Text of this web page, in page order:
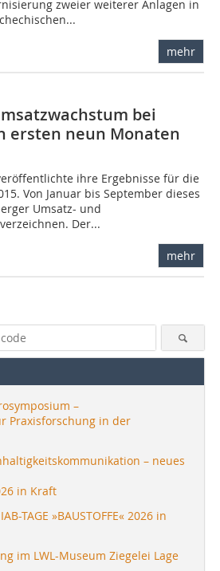
zweier weiterer Anlagen in
mehr
bei
ersten neun Monaten
ihre Ergebnisse für die
Von Januar bis September dieses
Umsatz- und
Der...
mehr
–
Praxisforschung in der
– neues
in Kraft
TAGE »BAUSTOFFE« 2026 in
im LWL-Museum Ziegelei Lage